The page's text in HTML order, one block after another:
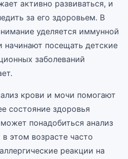
активно развиваться, и
за его здоровьем. В
уделяется иммунной
начинают посещать детские
заболеваний
крови и мочи помогают
состояние здоровья
понадобиться анализ
в этом возрасте часто
реакции на